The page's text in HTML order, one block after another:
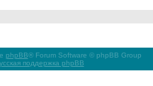
phpBB® Forum Software © phpBB Group
поддержка phpBB